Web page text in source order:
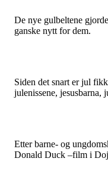
De nye gulbeltene
ganske nytt for dem.
Siden det snart er jul
julenissene, jesusbarna,
Etter barne- og
Donald Duck –film i